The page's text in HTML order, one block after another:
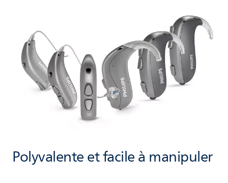
Polyvalente et facile à manipuler